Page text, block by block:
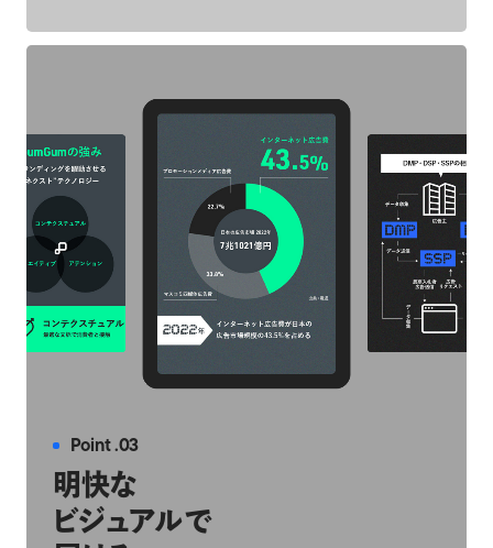
Point .03
明快な
ビジュアルで